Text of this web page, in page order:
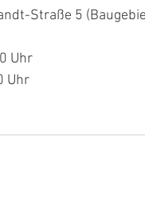
Straße 5
Uhr
Uhr